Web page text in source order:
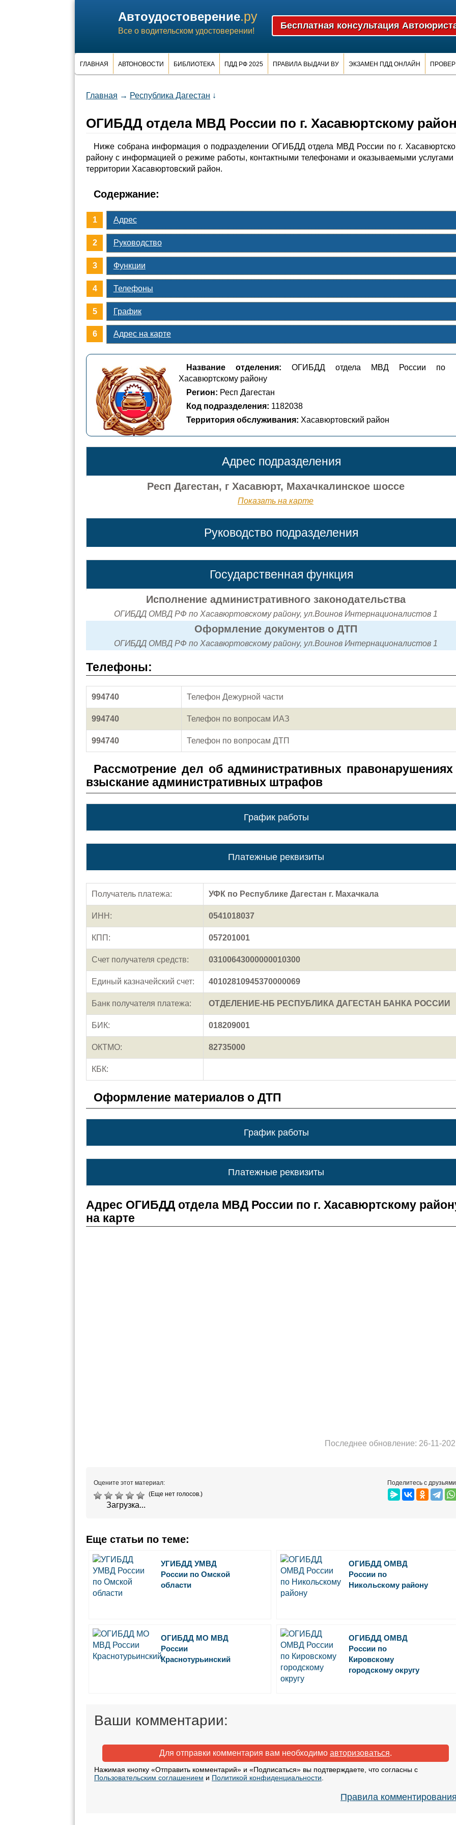
Автоудостоверение.ру
Все о водительском удостоверении!
ГЛАВНАЯ АВТОНОВОСТИ БИБЛИОТЕКА ПДД РФ 2025 ПРАВИЛА ВЫДАЧИ ВУ ЭКЗАМЕН ПДД ОНЛАЙН
Главная → Республика Дагестан ↓
ОГИБДД отдела МВД России по г. Хасавюртскому
Ниже собрана информация о подразделении ОГИБДД отдела МВД России по г.
району с информацией о режиме работы, контактными телефонами и оказываемыми услугами
территории Хасавюртовский район.
Содержание:
Адрес
Руководство
Функции
Телефоны
График
Адрес на карте
Название отделения: ОГИБДД отдела МВД России по
Хасавюртскому району
Регион: Респ Дагестан
Код подразделения: 1182038
Территория обслуживания: Хасавюртовский район
Адрес подразделения
Респ Дагестан, г Хасавюрт, Махачкалинское шоссе
Показать на карте
Руководство подразделения
Государственная функция
Исполнение административного законодательства
ОГИБДД ОМВД РФ по Хасавюртовскому району, ул.Воинов Интернационалистов 1
Оформление документов о ДТП
ОГИБДД ОМВД РФ по Хасавюртовскому району, ул.Воинов Интернационалистов 1
Телефоны:
994740 Телефон Дежурной части
994740 Телефон по вопросам ИАЗ
994740 Телефон по вопросам ДТП
Рассмотрение дел об административных
взыскание административных штрафов
График работы
Платежные реквизиты
Получатель платежа: УФК по Республике Дагестан г. Махачкала
ИНН: 0541018037
КПП: 057201001
Счет получателя средств: 03100643000000010300
Единый казначейский счет: 40102810945370000069
Банк получателя платежа: ОТДЕЛЕНИЕ-НБ РЕСПУБЛИКА ДАГЕСТАН БАНКА РОССИИ
БИК: 018209001
ОКТМО: 82735000
КБК:
Оформление материалов о ДТП
График работы
Платежные реквизиты
Адрес ОГИБДД отдела МВД России по г. Хасавюртскому
на карте
Последнее обновление: 26-11-
Оцените этот материал:
(Еще нет голосов.)
Загрузка...
Поделитесь с
Еще статьи по теме:
УГИБДД УМВД
России по Омской
области
ОГИБДД ОМВД
России по
Никольскому району
ОГИБДД МО МВД
России
Краснотурьинский
ОГИБДД ОМВД
России по
Кировскому
городскому округу
Ваши комментарии:
Для отправки комментария вам необходимо авторизоваться.
Нажимая кнопку «Отправить комментарий» и «Подписаться» вы подтверждаете, что согласны с
Пользовательским соглашением и Политикой конфиденциальности
Правила